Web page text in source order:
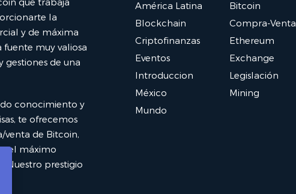
la
y de máxima
muy valiosa
gestiones de una
conocimiento y
te ofrecemos
venta de Bitcoin,
el máximo
Nuestro prestigio
América Latina
Bitcoin
Blockchain
Compra-Venta
Criptofinanzas
Ethereum
Eventos
Exchange
Introduccion
Legislación
México
Mining
Mundo